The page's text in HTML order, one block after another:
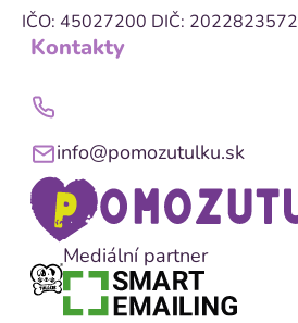
IČO: 45027200 DIČ: 2022823572
Kontakty
info@pomozutulku.sk
Mediální partner